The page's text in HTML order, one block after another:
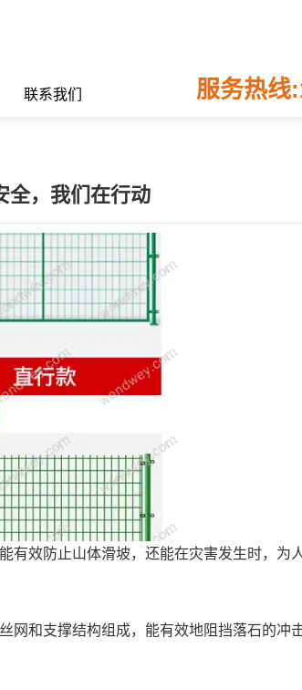
联系我们 服务热线
全，我们在行动
有效防止山体滑坡，还能在灾害发生时，为
网和支撑结构组成，能有效地阻挡落石的冲